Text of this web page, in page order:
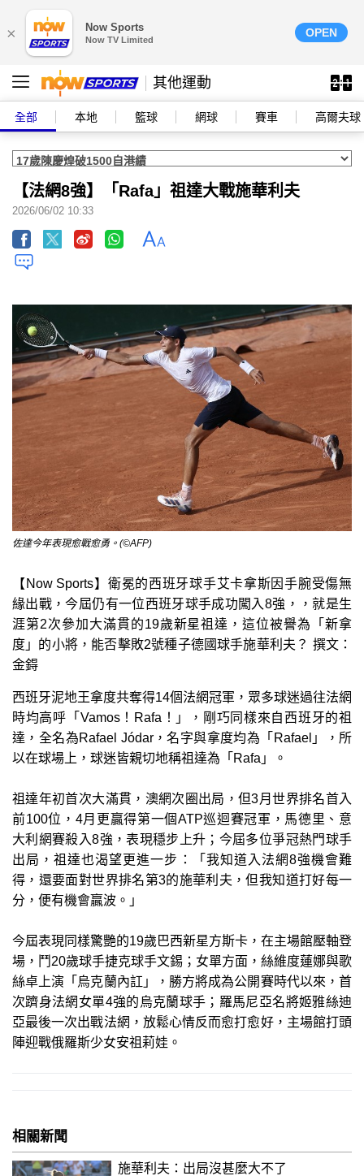
× Now Sports
Now TV Limited
OPEN
其他運動
全部 本地 籃球 網球 賽車 高爾夫球
【法網8強】「Rafa」祖達大戰施華利夫
2026/06/02 10:33
佐達今年表現愈戰愈勇。(©AFP)
【Now Sports】衛冕的西班牙球手艾卡拿斯因手腕受傷無
緣出戰，今屆仍有一位西班牙球手成功闖入8強，，就是生
涯第2次參加大滿貫的19歲新星祖達，這位被譽為「新拿
度」的小將，能否擊敗2號種子德國球手施華利夫？ 撰文：
金鍀
西班牙泥地王拿度共奪得14個法網冠軍，眾多球迷過往法網
時均高呼「Vamos！Rafa！」，剛巧同樣來自西班牙的祖
達，全名為Rafael Jódar，名字與拿度均為「Rafael」，所
以在球場上，球迷皆親切地稱祖達為「Rafa」。
祖達年初首次大滿貫，澳網次圈出局，但3月世界排名首入
前100位，4月更贏得第一個ATP巡迴賽冠軍，馬德里、意
大利網賽殺入8強，表現穩步上升；今屆多位爭冠熱門球手
出局，祖達也渴望更進一步：「我知道入法網8強機會難
得，還要面對世界排名第3的施華利夫，但我知道打好每一
分，便有機會贏波。」
今屆表現同樣驚艷的19歲巴西新星方斯卡，在主場館壓軸登
場，鬥20歲球手捷克球手文錫；女單方面，絲維度蓮娜與歌
絲卓上演「烏克蘭內訌」，勝方將成為公開賽時代以來，首
次躋身法網女單4強的烏克蘭球手；羅馬尼亞名將姬雅絲迪
亞最後一次出戰法網，放鬆心情反而愈打愈好，主場館打頭
陣迎戰俄羅斯少女安祖莉娃。
相關新聞
施華利夫：出局沒甚麼大不了